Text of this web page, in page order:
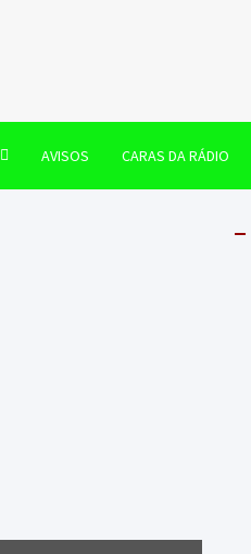
AVISOS CARAS DA RÁDIO